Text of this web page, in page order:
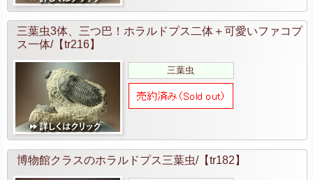
三葉虫3体、三つ巴！ホラルドプス二体＋可愛いファコプ
ス一体/【tr216】
三葉虫
博物館クラスのホラルドプス三葉虫/【tr182】